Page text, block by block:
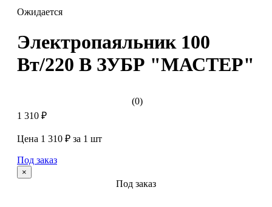
Ожидается
Электропаяльник 100
Вт/220 В ЗУБР "МАСТЕР"
(0)
1 310 ₽
Цена 1 310 ₽ за 1 шт
Под заказ
×
Под заказ